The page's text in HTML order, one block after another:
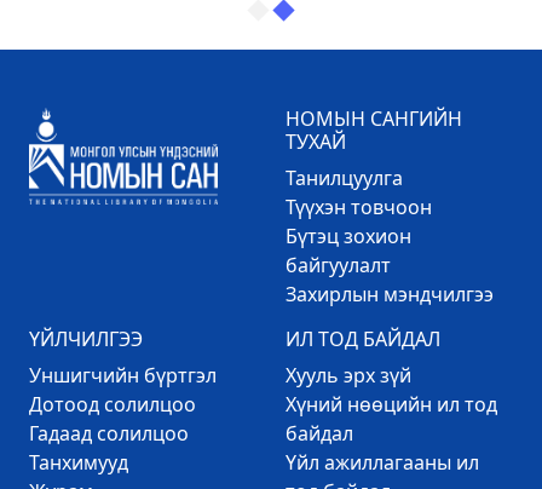
НОМЫН САНГИЙН
ТУХАЙ
Танилцуулга
Түүхэн товчоон
Бүтэц зохион
байгуулалт
Захирлын мэндчилгээ
ҮЙЛЧИЛГЭЭ
Уншигчийн бүртгэл
Дотоод солилцоо
Гадаад солилцоо
Танхимууд
ИЛ ТОД БАЙДАЛ
Хууль эрх зүй
Хүний нөөцийн ил тод
байдал
Үйл ажиллагааны ил